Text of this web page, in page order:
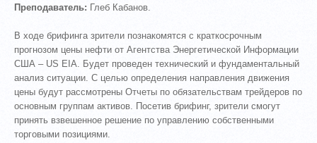
Преподаватель: Глеб Кабанов.
В ходе брифинга зрители познакомятся с краткосрочным
прогнозом цены нефти от Агентства Энергетической Информации
США – US EIA. Будет проведен технический и фундаментальный
анализ ситуации. С целью определения направления движения
цены будут рассмотрены Отчеты по обязательствам трейдеров по
основным группам активов. Посетив брифинг, зрители смогут
принять взвешенное решение по управлению собственными
торговыми позициями.